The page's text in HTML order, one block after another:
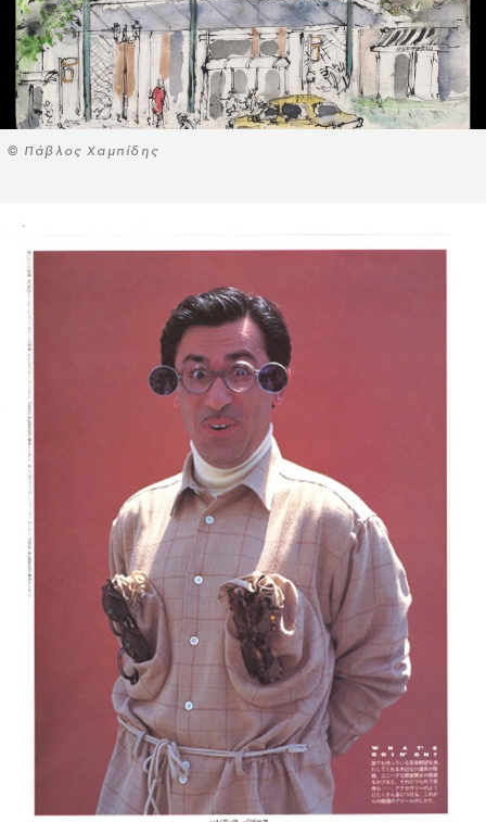
© Πάβλος Χαμπίδης